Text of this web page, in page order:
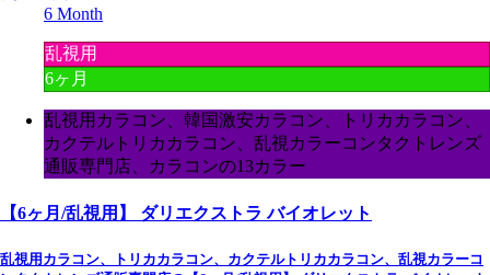
6 Month
乱視用
6ヶ月
乱視用カラコン、韓国激安カラコン、トリカカラコン、
カクテルトリカカラコン、乱視カラーコンタクトレンズ
通販専門店、カラコンの13カラー
【6ヶ月/乱視用】 ダリエクストラ バイオレット
乱視用カラコン、トリカカラコン、カクテルトリカカラコン、乱視カラーコ